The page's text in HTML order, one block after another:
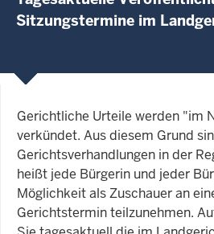
Sitzungstermine im
Gerichtliche Urteile werden "im
verkündet. Aus diesem Grund
Gerichtsverhandlungen in der
heißt jede Bürgerin und jeder
Möglichkeit als Zuschauer an
Gerichtstermin teilzunehmen.